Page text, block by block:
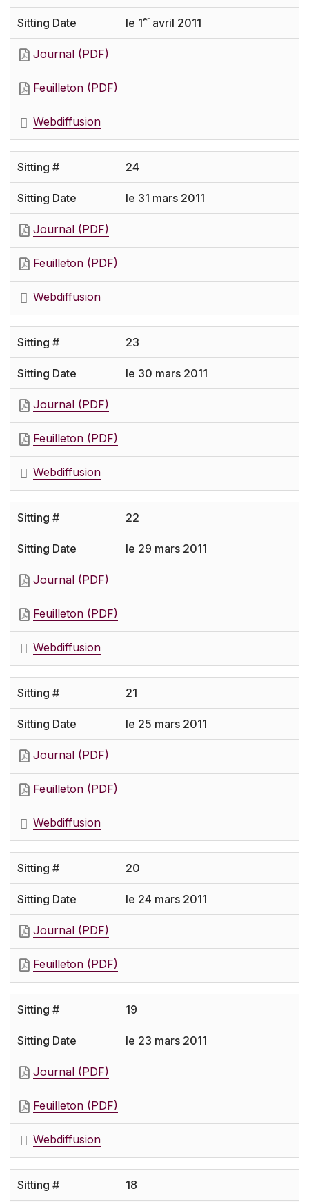
le 1er avril 2011
Journal (PDF)
Feuilleton (PDF)
Webdiffusion
24
le 31 mars 2011
Journal (PDF)
Feuilleton (PDF)
Webdiffusion
23
le 30 mars 2011
Journal (PDF)
Feuilleton (PDF)
Webdiffusion
22
le 29 mars 2011
Journal (PDF)
Feuilleton (PDF)
Webdiffusion
21
le 25 mars 2011
Journal (PDF)
Feuilleton (PDF)
Webdiffusion
20
le 24 mars 2011
Journal (PDF)
Feuilleton (PDF)
19
le 23 mars 2011
Journal (PDF)
Feuilleton (PDF)
Webdiffusion
18